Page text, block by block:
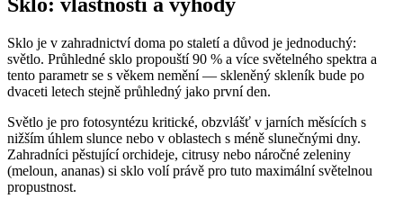
Sklo je v zahradnictví doma po staletí a důvod je jednoduchý:
světlo. Průhledné sklo propouští 90 % a více světelného spektra a
tento parametr se s věkem nemění — skleněný skleník bude po
dvaceti letech stejně průhledný jako první den.
Světlo je pro fotosyntézu kritické, obzvlášť v jarních měsících s
nižším úhlem slunce nebo v oblastech s méně slunečnými dny.
Zahradníci pěstující orchideje, citrusy nebo náročné zeleniny
(meloun, ananas) si sklo volí právě pro tuto maximální světelnou
propustnost.